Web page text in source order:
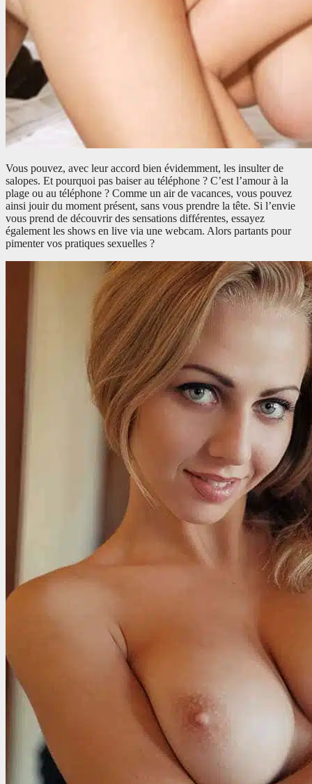
Vous pouvez, avec leur accord bien évidemment, les insulter de
salopes. Et pourquoi pas baiser au téléphone ? C’est l’amour à la
plage ou au téléphone ? Comme un air de vacances, vous pouvez
ainsi jouir du moment présent, sans vous prendre la tête. Si l’envie
vous prend de découvrir des sensations différentes, essayez
également les shows en live via une webcam. Alors partants pour
pimenter vos pratiques sexuelles ?